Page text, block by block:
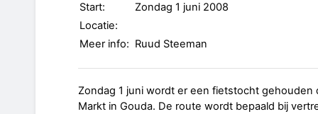
Start:
Zondag 1 juni 2008
Locatie:
Meer info: Ruud Steeman
Zondag 1 juni wordt er een fietstocht gehouden
Markt in Gouda. De route wordt bepaald bij